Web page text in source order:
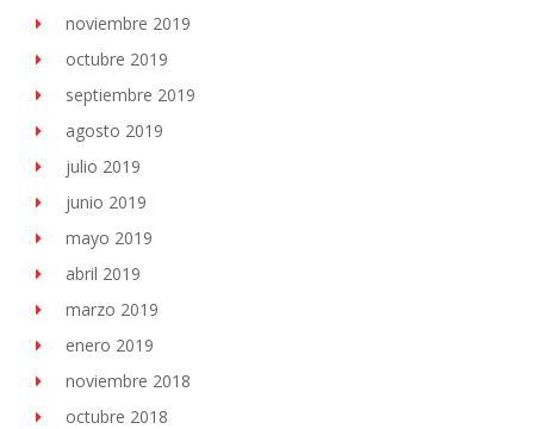
noviembre 2019
octubre 2019
septiembre 2019
agosto 2019
julio 2019
junio 2019
mayo 2019
abril 2019
marzo 2019
enero 2019
noviembre 2018
octubre 2018